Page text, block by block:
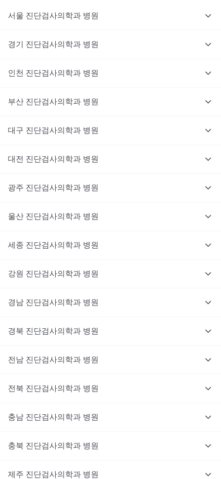
서울 진단검사의학과 병원
경기 진단검사의학과 병원
인천 진단검사의학과 병원
부산 진단검사의학과 병원
대구 진단검사의학과 병원
대전 진단검사의학과 병원
광주 진단검사의학과 병원
울산 진단검사의학과 병원
세종 진단검사의학과 병원
강원 진단검사의학과 병원
경남 진단검사의학과 병원
경북 진단검사의학과 병원
전남 진단검사의학과 병원
전북 진단검사의학과 병원
충남 진단검사의학과 병원
충북 진단검사의학과 병원
제주 진단검사의학과 병원
대기없이 진료를 받고 싶으신가요?